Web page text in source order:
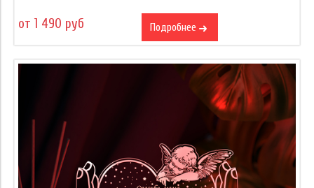
от 1 490 руб Подробнее